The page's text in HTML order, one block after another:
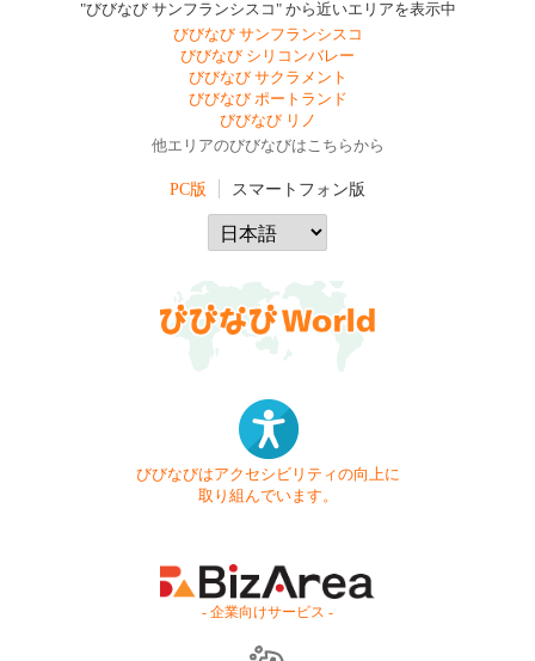
"びびなび サンフランシスコ" から近いエリアを表示中
びびなび サンフランシスコ
びびなび シリコンバレー
びびなび サクラメント
びびなび ポートランド
びびなび リノ
他エリアのびびなびはこちらから
PC版 スマートフォン版
びびなびはアクセシビリティの向上に
取り組んでいます。
- 企業向けサービス -